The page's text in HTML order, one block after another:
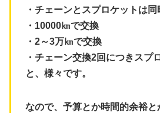
・チェーンとスプロケットは
・10000㎞で交換
・2～3万㎞で交換
・チェーン交換2回につきスプ
と、様々です。
なので、予算とか時間的余裕と